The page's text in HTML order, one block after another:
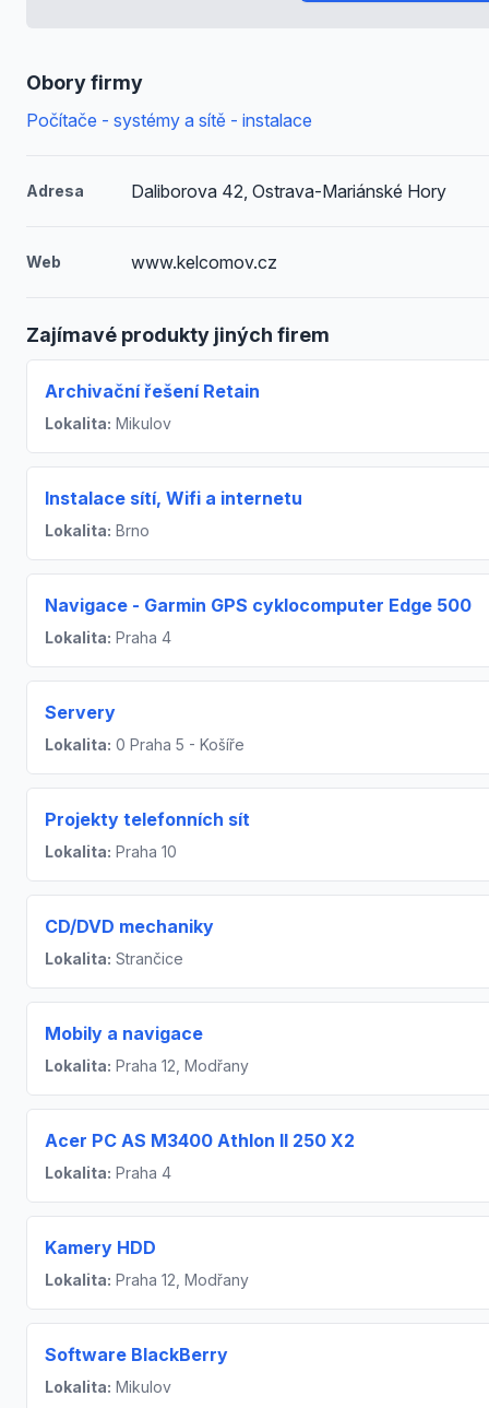
Obory firmy
Počítače - systémy a sítě - instalace
Adresa Daliborova 42, Ostrava-Mariánské Hory
Web www.kelcomov.cz
Zajímavé produkty jiných firem
Archivační řešení Retain
Lokalita: Mikulov
Instalace sítí, Wifi a internetu
Lokalita: Brno
Navigace - Garmin GPS cyklocomputer Edge 500
Lokalita: Praha 4
Servery
Lokalita: 0 Praha 5 - Košíře
Projekty telefonních sít
Lokalita: Praha 10
CD/DVD mechaniky
Lokalita: Strančice
Mobily a navigace
Lokalita: Praha 12, Modřany
Acer PC AS M3400 Athlon II 250 X2
Lokalita: Praha 4
Kamery HDD
Lokalita: Praha 12, Modřany
Software BlackBerry
Lokalita: Mikulov